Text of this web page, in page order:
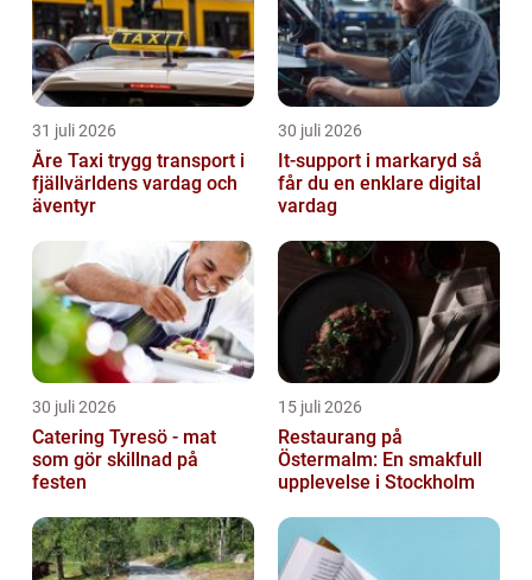
31 juli 2026
Åre Taxi trygg transport i
fjällvärldens vardag och
äventyr
30 juli 2026
It-support i markaryd så
får du en enklare digital
vardag
30 juli 2026
Catering Tyresö - mat
som gör skillnad på
festen
15 juli 2026
Restaurang på
Östermalm: En smakfull
upplevelse i Stockholm